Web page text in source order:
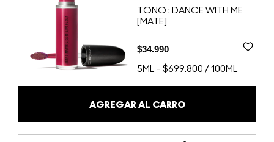
TONO : DANCE WITH ME
[MATE]
$34.990
5ML - $699.800 / 100ML
AGREGAR AL CARRO